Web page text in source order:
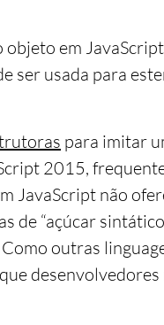
em
ser usada para
para imitar
2015,
JavaScript não
de “açúcar
outras